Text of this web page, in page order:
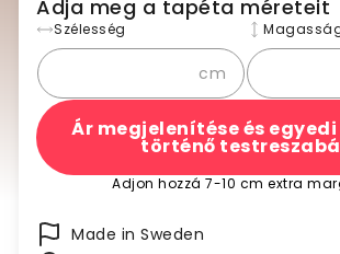
Adja meg a tapéta méreteit
Szélesség
cm
Ár megjelenítése és
történő
Adjon hozzá 7-10 cm extra
Made in Sweden